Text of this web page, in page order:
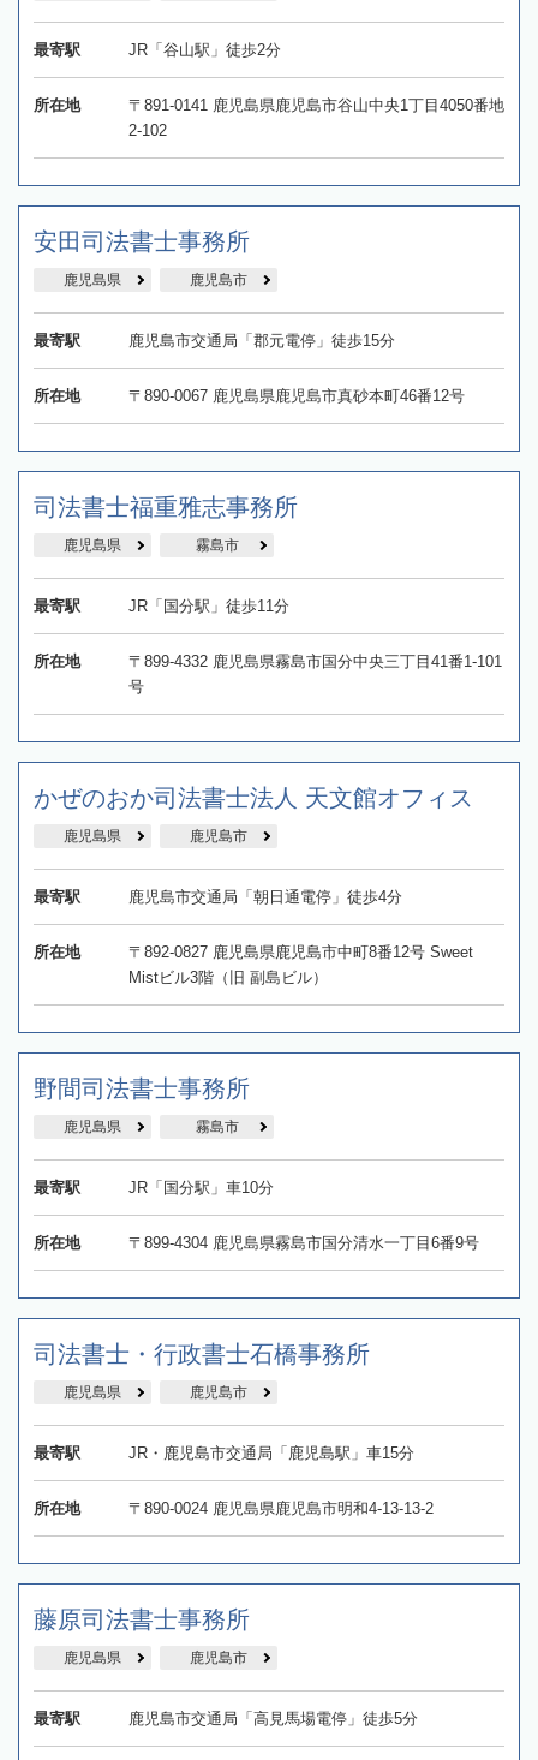
最寄駅 JR「谷山駅」徒歩2分
所在地
〒891-0141 鹿児島県鹿児島市谷山中央1丁目4050番地
2-102
安田司法書士事務所
鹿児島県 鹿児島市
最寄駅 鹿児島市交通局「郡元電停」徒歩15分
所在地 〒890-0067 鹿児島県鹿児島市真砂本町46番12号
司法書士福重雅志事務所
鹿児島県 霧島市
最寄駅 JR「国分駅」徒歩11分
所在地
〒899-4332 鹿児島県霧島市国分中央三丁目41番1-101
号
かぜのおか司法書士法人 天文館オフィス
鹿児島県 鹿児島市
最寄駅 鹿児島市交通局「朝日通電停」徒歩4分
所在地
〒892-0827 鹿児島県鹿児島市中町8番12号 Sweet
Mistビル3階（旧 副島ビル）
野間司法書士事務所
鹿児島県 霧島市
最寄駅 JR「国分駅」車10分
所在地 〒899-4304 鹿児島県霧島市国分清水一丁目6番9号
司法書士・行政書士石橋事務所
鹿児島県 鹿児島市
最寄駅 JR・鹿児島市交通局「鹿児島駅」車15分
所在地 〒890-0024 鹿児島県鹿児島市明和4-13-13-2
藤原司法書士事務所
鹿児島県 鹿児島市
最寄駅 鹿児島市交通局「高見馬場電停」徒歩5分